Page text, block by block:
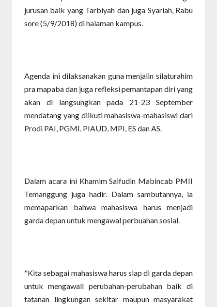
jurusan baik yang Tarbiyah dan juga Syariah, Rabu
sore (5/9/2018) di halaman kampus.
Agenda ini dilaksanakan guna menjalin silaturahim
pra mapaba dan juga refleksi pemantapan diri yang
akan di langsungkan pada 21-23 September
mendatang yang diikuti mahasiswa-mahasiswi dari
Prodi PAI, PGMI, PIAUD, MPI, ES dan AS.
Dalam acara ini Khamim Saifudin Mabincab PMII
Temanggung juga hadir. Dalam sambutannya, ia
memaparkan bahwa mahasiswa harus menjadi
garda depan untuk mengawal perbuahan sosial.
"Kita sebagai mahasiswa harus siap di garda depan
untuk mengawali perubahan-perubahan baik di
tatanan lingkungan sekitar maupun masyarakat